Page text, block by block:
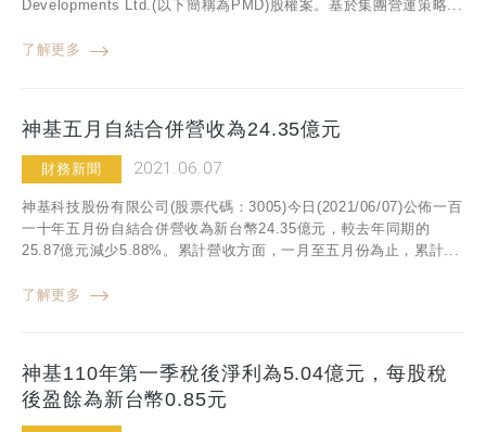
Developments Ltd.(以下簡稱為PMD)股權案。基於集團營運策略...
了解更多
神基五月自結合併營收為24.35億元
財務新聞 2021.06.07
神基科技股份有限公司(股票代碼：3005)今日(2021/06/07)公佈一百
一十年五月份自結合併營收為新台幣24.35億元，較去年同期的
25.87億元減少5.88%。累計營收方面，一月至五月份為止，累計...
了解更多
神基110年第一季稅後淨利為5.04億元，每股稅
後盈餘為新台幣0.85元